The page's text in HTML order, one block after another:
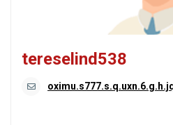
tereselind538